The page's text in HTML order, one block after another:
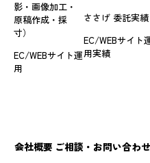
影・画像加工・
原稿作成・採
寸）
EC/WEBサイト運
用
ささげ 委託実績
EC/WEBサイト
用実績
会社概要 ご相談・お問い合わせ